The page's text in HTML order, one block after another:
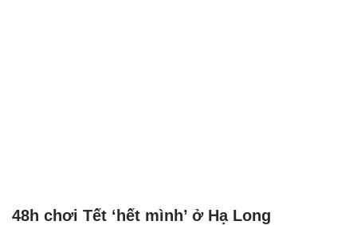
48h chơi Tết ‘hết mình’ ở Hạ Long